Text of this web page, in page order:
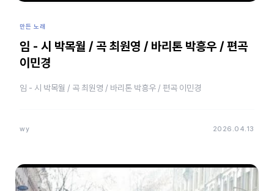
만든 노래
임 - 시 박목월 / 곡 최원영 / 바리톤 박흥우 / 편곡
이민경
임 - 시 박목월 / 곡 최원영 / 바리톤 박흥우 / 편곡 이민경
wy 2026.04.13